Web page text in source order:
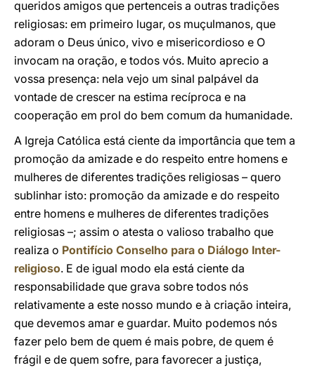
queridos amigos que pertenceis a outras tradições
religiosas: em primeiro lugar, os muçulmanos, que
adoram o Deus único, vivo e misericordioso e O
invocam na oração, e todos vós. Muito aprecio a
vossa presença: nela vejo um sinal palpável da
vontade de crescer na estima recíproca e na
cooperação em prol do bem comum da humanidade.
A Igreja Católica está ciente da importância que tem a
promoção da amizade e do respeito entre homens e
mulheres de diferentes tradições religiosas – quero
sublinhar isto: promoção da amizade e do respeito
entre homens e mulheres de diferentes tradições
religiosas –; assim o atesta o valioso trabalho que
realiza o Pontifício Conselho para o Diálogo Inter-
religioso. E de igual modo ela está ciente da
responsabilidade que grava sobre todos nós
relativamente a este nosso mundo e à criação inteira,
que devemos amar e guardar. Muito podemos nós
fazer pelo bem de quem é mais pobre, de quem é
frágil e de quem sofre, para favorecer a justiça,